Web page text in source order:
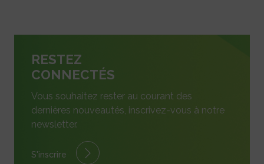
RESTEZ
CONNECTÉS
Vous souhaitez rester au courant des
dernières nouveautés, inscrivez-vous à notre
newsletter.
S'inscrire